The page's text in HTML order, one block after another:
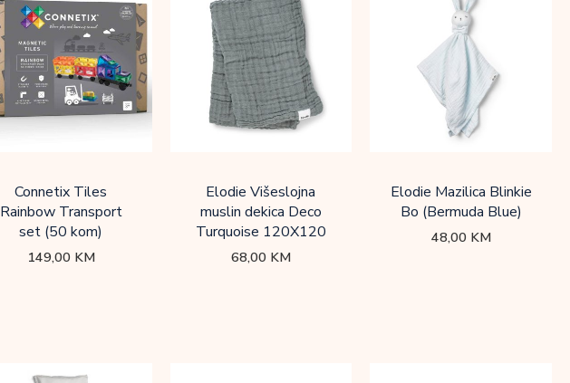
Connetix Tiles
Rainbow Transport
set (50 kom)
149,00 KM
Elodie Višeslojna
muslin dekica Deco
Turquoise 120X120
68,00 KM
Elodie Mazilica Blinkie
Bo (Bermuda Blue)
48,00 KM